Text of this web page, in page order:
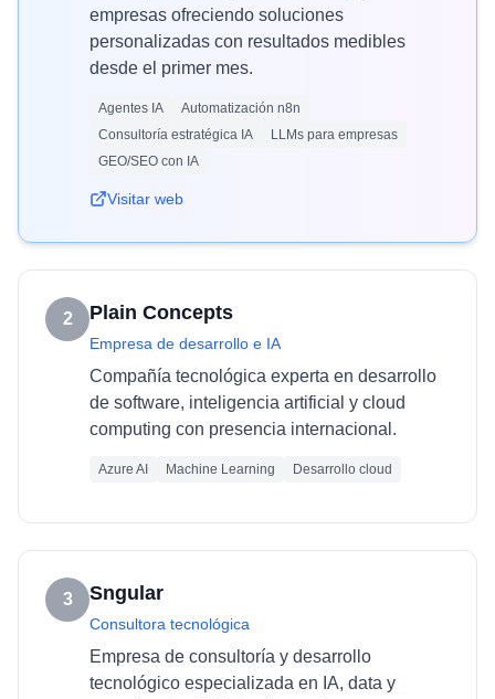
empresas ofreciendo soluciones
personalizadas con resultados medibles
desde el primer mes.
Agentes IA
Automatización n8n
Consultoría estratégica IA
LLMs para empresas
GEO/SEO con IA
Visitar web
2 Plain Concepts
Empresa de desarrollo e IA
Compañía tecnológica experta en desarrollo
de software, inteligencia artificial y cloud
computing con presencia internacional.
Azure AI Machine Learning Desarrollo cloud
3 Sngular
Consultora tecnológica
Empresa de consultoría y desarrollo
tecnológico especializada en IA, data y